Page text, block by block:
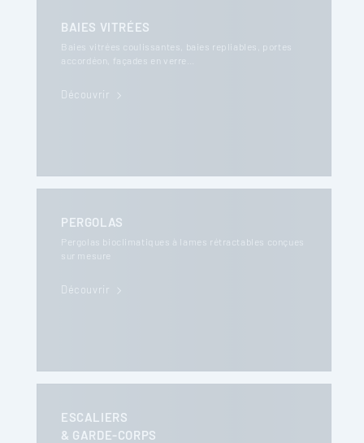
BAIES VITRÉES
Baies vitrées coulissantes, baies repliables, portes
accordéon, façades en verre…
Découvrir
PERGOLAS
Pergolas bioclimatiques à lames rétractables conçues
sur mesure
Découvrir
ESCALIERS
& GARDE-CORPS